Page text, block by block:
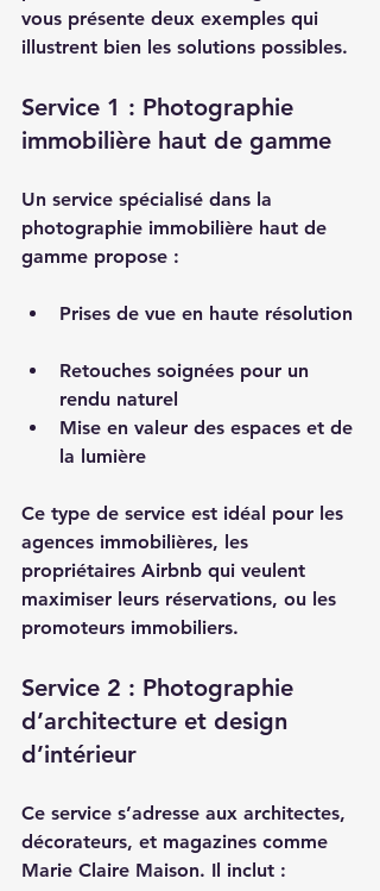
vous présente deux exemples qui
illustrent bien les solutions possibles.
Service 1 : Photographie
immobilière haut de gamme
Un service spécialisé dans la
photographie immobilière haut de
gamme propose :
Prises de vue en haute résolution
Retouches soignées pour un
rendu naturel
Mise en valeur des espaces et de
la lumière
Ce type de service est idéal pour les
agences immobilières, les
propriétaires Airbnb qui veulent
maximiser leurs réservations, ou les
promoteurs immobiliers.
Service 2 : Photographie
d’architecture et design
d’intérieur
Ce service s’adresse aux architectes,
décorateurs, et magazines comme
Marie Claire Maison. Il inclut :